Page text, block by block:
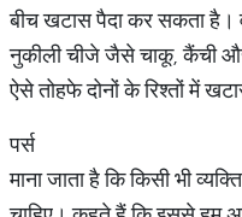
बीच खटास पैदा कर सकता है।
नुकीली चीजे जैसे चाकू, कैंची
ऐसे तोहफे दोनों के रिश्तों में
पर्स
माना जाता है कि किसी भी